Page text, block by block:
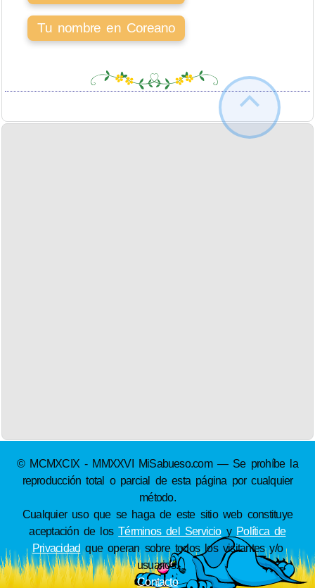
Tu nombre en Coreano
© MCMXCIX - MMXXVI MiSabueso.com — Se prohíbe la
reproducción total o parcial de esta página por cualquier
método.
Cualquier uso que se haga de este sitio web constituye
aceptación de losTérminos del Servicioy Política de
Privacidad que operan sobre todos los visitantes y/o
usuarios.
Contacto